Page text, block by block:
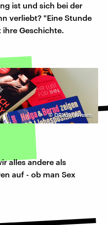
ist und sich bei der
verliebt? "Eine Stunde
ihre Geschichte.
©DRadio Wissen
alles andere als
auf - ob man Sex